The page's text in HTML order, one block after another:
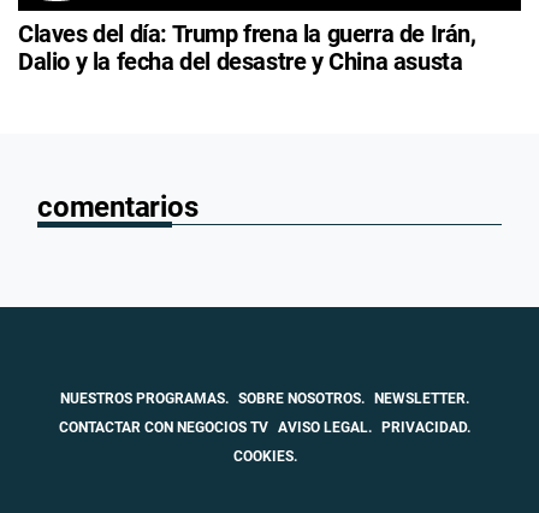
Claves del día: Trump frena la guerra de Irán,
Dalio y la fecha del desastre y China asusta
comentarios
NUESTROS PROGRAMAS. SOBRE NOSOTROS.
NEWSLETTER.
CONTACTAR CON NEGOCIOS TV AVISO LEGAL.
PRIVACIDAD.
COOKIES.